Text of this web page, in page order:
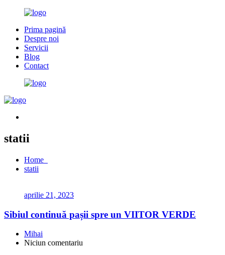
Prima pagină
Despre noi
Servicii
Blog
Contact
statii
Home
statii
aprilie 21, 2023
Sibiul continuă pașii spre un VIITOR VERDE
Mihai
Niciun comentariu